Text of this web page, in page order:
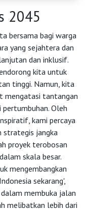
2045
bersama bagi warga
yang sejahtera dan
dan inklusif.
kita untuk
tinggi. Namun, kita
mengatasi tantangan
Oleh
kami percaya
strategis jangka
proyek terobosan
skala besar.
mengembangkan
sekarang',
membuka jalan
melibatkan lebih dari